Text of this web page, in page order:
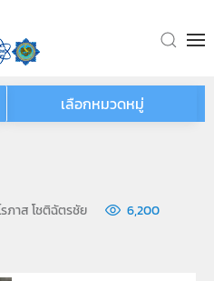
เลือกหมวดหมู่
ภาส โชติฉัตรชัย
6,200